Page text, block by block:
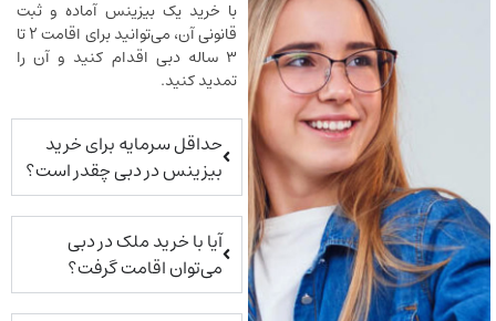
با خرید یک بیزینس آماده و ثبت
قانونی آن، می‌توانید برای اقامت ۲ تا
۳ ساله دبی اقدام کنید و آن را
تمدید کنید.
حداقل سرمایه برای خرید
بیزینس در دبی چقدر است؟
آیا با خرید ملک در دبی
می‌توان اقامت گرفت؟